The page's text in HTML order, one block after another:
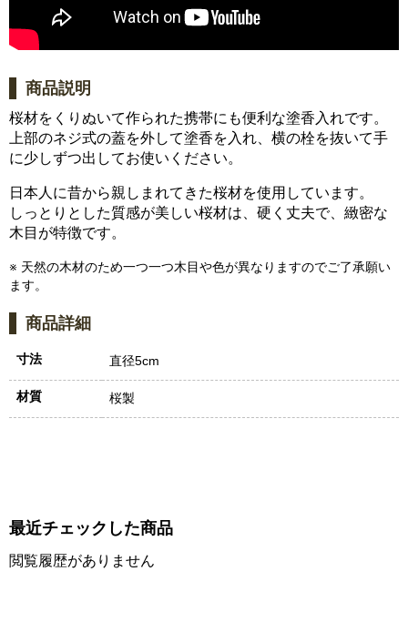
商品説明
桜材をくりぬいて作られた携帯にも便利な塗香入れです。
上部のネジ式の蓋を外して塗香を入れ、横の栓を抜いて手
に少しずつ出してお使いください。
日本人に昔から親しまれてきた桜材を使用しています。
しっとりとした質感が美しい桜材は、硬く丈夫で、緻密な
木目が特徴です。
※ 天然の木材のため一つ一つ木目や色が異なりますのでご了承願い
ます。
商品詳細
寸法 直径5cm
材質 桜製
最近チェックした商品
閲覧履歴がありません